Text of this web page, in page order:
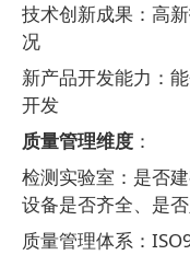
技术创新成果：高
况
新产品开发能力：
开发
质量管理维度 ：
检测实验室：是否
设备是否齐全、是
质量管理体系：